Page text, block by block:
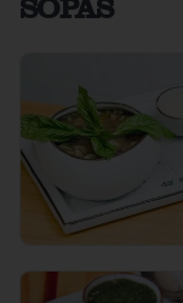
SOPAS